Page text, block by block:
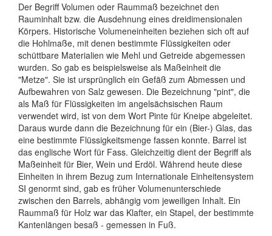
Der Begriff Volumen oder Raummaß bezeichnet den
Rauminhalt bzw. die Ausdehnung eines dreidimensionalen
Körpers. Historische Volumeneinheiten beziehen sich oft auf
die Hohlmaße, mit denen bestimmte Flüssigkeiten oder
schüttbare Materialien wie Mehl und Getreide abgemessen
wurden. So gab es beispielsweise als Maßeinheit die
"Metze". Sie ist ursprünglich ein Gefäß zum Abmessen und
Aufbewahren von Salz gewesen. Die Bezeichnung "pint", die
als Maß für Flüssigkeiten im angelsächsischen Raum
verwendet wird, ist von dem Wort Pinte für Kneipe abgeleitet.
Daraus wurde dann die Bezeichnung für ein (Bier-) Glas, das
eine bestimmte Flüssigkeitsmenge fassen konnte. Barrel ist
das englische Wort für Fass. Gleichzeitig dient der Begriff als
Maßeinheit für Bier, Wein und Erdöl. Während heute diese
Einheiten in ihrem Bezug zum Internationale Einheitensystem
SI genormt sind, gab es früher Volumenunterschiede
zwischen den Barrels, abhängig vom jeweiligen Inhalt. Ein
Raummaß für Holz war das Klafter, ein Stapel, der bestimmte
Kantenlängen besaß - gemessen in Fuß.